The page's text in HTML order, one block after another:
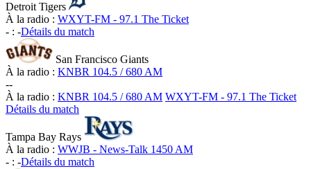
Detroit Tigers
À la radio : WXYT-FM - 97.1 The Ticket
- : -Détails du match
San Francisco Giants
À la radio : KNBR 104.5 / 680 AM
--
À la radio : KNBR 104.5 / 680 AM WXYT-FM - 97.1 The Ticket
Détails du match
Tampa Bay Rays
À la radio : WWJB - News-Talk 1450 AM
- : -Détails du match